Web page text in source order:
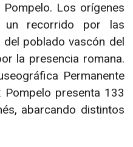
Pompelo. Los orígenes
un recorrido por las
poblado vascón del
la presencia romana.
Permanente
Pompelo presenta 133
abarcando distintos